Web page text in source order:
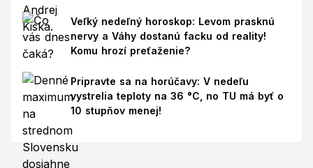
Veľký nedeľný horoskop: Levom prasknú
nervy a Váhy dostanú facku od reality!
Komu hrozí preťaženie?
Pripravte sa na horúčavy: V nedeľu
vystrelia teploty na 36 °C, no TU má byť o
10 stupňov menej!